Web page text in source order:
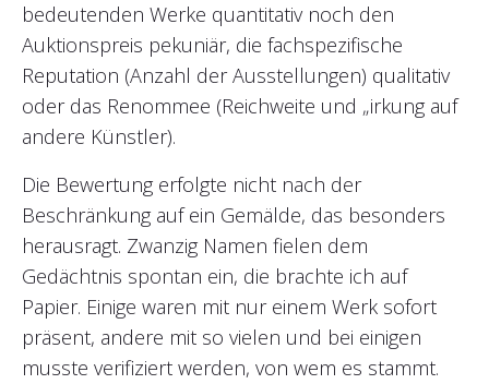
bedeutenden Werke quantitativ noch den
Auktionspreis pekuniär, die fachspezifische
Reputation (Anzahl der Ausstellungen) qualitativ
oder das Renommee (Reichweite und „irkung auf
andere Künstler).
Die Bewertung erfolgte nicht nach der
Beschränkung auf ein Gemälde, das besonders
herausragt. Zwanzig Namen fielen dem
Gedächtnis spontan ein, die brachte ich auf
Papier. Einige waren mit nur einem Werk sofort
präsent, andere mit so vielen und bei einigen
musste verifiziert werden, von wem es stammt.